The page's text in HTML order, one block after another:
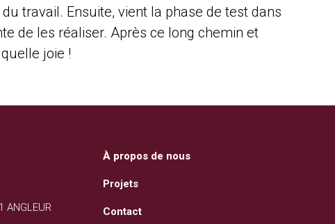
travail. Ensuite, vient la phase de test dans
de les réaliser. Après ce long chemin et
joie !
ANGLEUR
À propos de nous
Projets
Contact